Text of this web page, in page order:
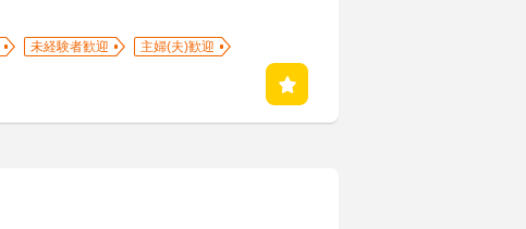
未経験者歓迎
主婦(夫)歓迎